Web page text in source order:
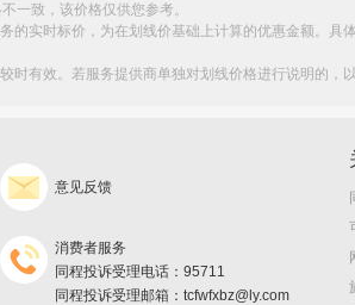
一致，该价格仅供您参考。
的实时标价，为在划线价基础上计算的优惠金额。
时有效。若服务提供商单独对划线价格进行说明的
意见反馈
消费者服务
同程投诉受理电话：95711
同程投诉受理邮箱：tcfwfxbz@ly.com